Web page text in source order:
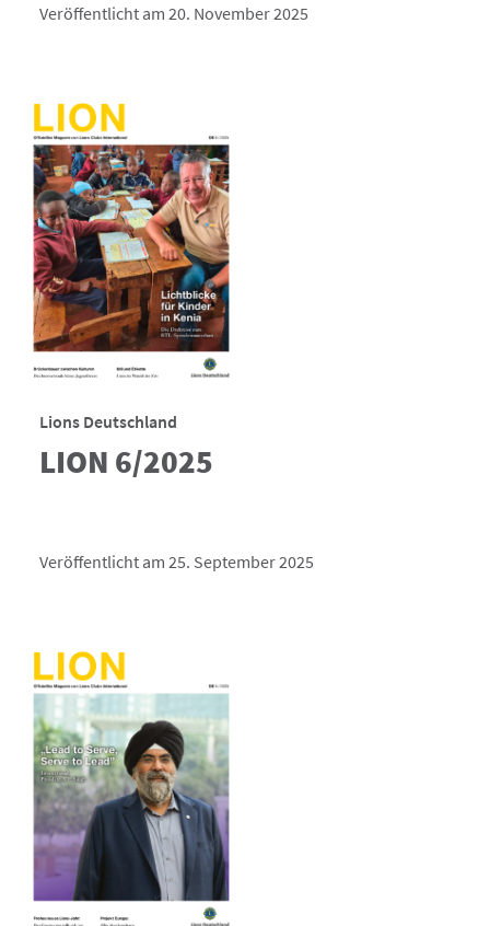
Veröffentlicht am 20. November 2025
Lions Deutschland
LION 6/2025
Veröffentlicht am 25. September 2025